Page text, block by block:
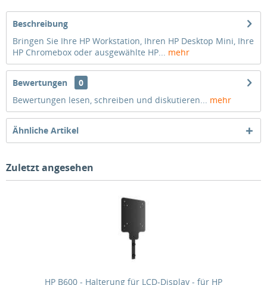
Beschreibung
Bringen Sie Ihre HP Workstation, Ihren HP Desktop Mini, Ihre
HP Chromebox oder ausgewählte HP... mehr
Bewertungen
0
Bewertungen lesen, schreiben und diskutieren... mehr
Ähnliche Artikel
Zuletzt angesehen
HP B600 - Halterung für LCD-Display - für HP